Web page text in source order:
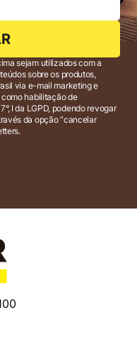
sejam utilizados com a
sobre os produtos,
habilitação de
I da LGPD, podendo revogar
da opção “cancelar